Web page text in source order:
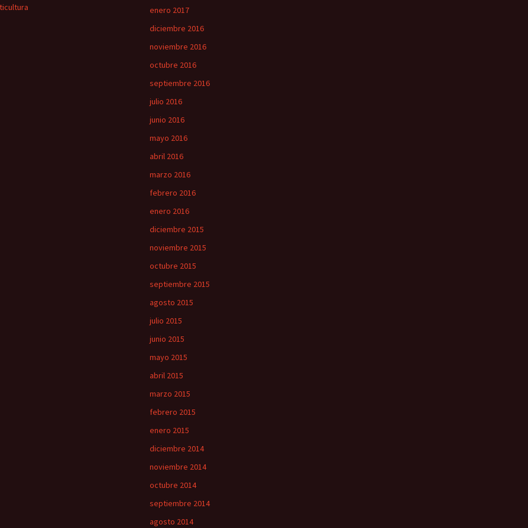
enero 2017
diciembre 2016
noviembre 2016
octubre 2016
septiembre 2016
julio 2016
junio 2016
mayo 2016
abril 2016
marzo 2016
febrero 2016
enero 2016
diciembre 2015
noviembre 2015
octubre 2015
septiembre 2015
agosto 2015
julio 2015
junio 2015
mayo 2015
abril 2015
marzo 2015
febrero 2015
enero 2015
diciembre 2014
noviembre 2014
octubre 2014
septiembre 2014
agosto 2014